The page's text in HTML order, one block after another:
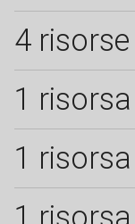
4 risorse
1 risorsa
1 risorsa
1 risorsa